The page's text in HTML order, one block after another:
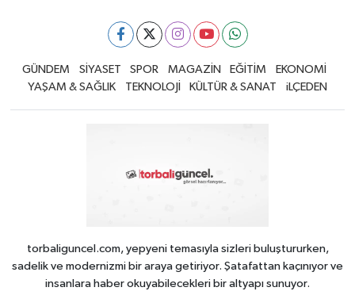
GÜNDEM SİYASET SPOR MAGAZİN EĞİTİM
EKONOMİ
YAŞAM & SAĞLIK
TEKNOLOJİ KÜLTÜR & SANAT iLÇEDEN
torbaliguncel.com, yepyeni temasıyla sizleri buluştururken,
sadelik ve modernizmi bir araya getiriyor. Şatafattan kaçınıyor ve
insanlara haber okuyabilecekleri bir altyapı sunuyor.